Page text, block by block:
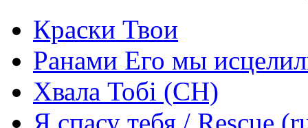
Краски Твои
Ранами Его мы
Хвала Тобі (СН)